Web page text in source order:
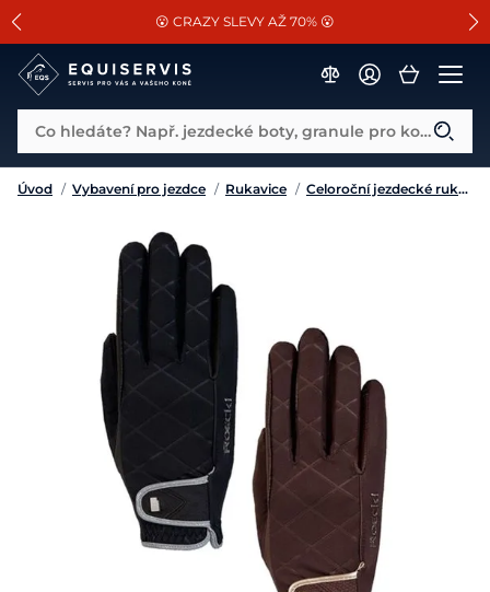
SLEVA 13% na vše od Cassini!
😮 CRAZY SLEVY AŽ 70% 😮
📐Pasování a doplňky k vybraným sedlům ZDARMA 🐴
Co hledáte? Např. jezdecké boty, granule pro koně...
Úvod / Vybavení pro jezdce / Rukavice / Celoroční jezdecké rukavice